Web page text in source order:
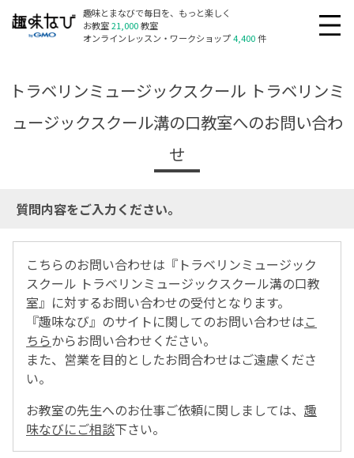
趣味とまなびで毎日を、もっと楽しく
お教室21,000教室
オンラインレッスン・ワークショップ4,400件
トラベリンミュージックスクール トラベリンミ
ュージックスクール溝の口教室へのお問い合わ
せ
質問内容をご入力ください。
こちらのお問い合わせは『トラベリンミュージック
スクール トラベリンミュージックスクール溝の口教
室』に対するお問い合わせの受付となります。
『趣味なび』のサイトに関してのお問い合わせはこ
ちらからお問い合わせください。
また、営業を目的としたお問合わせはご遠慮くださ
い。
お教室の先生へのお仕事ご依頼に関しましては、 趣
味なびにご相談下さい。